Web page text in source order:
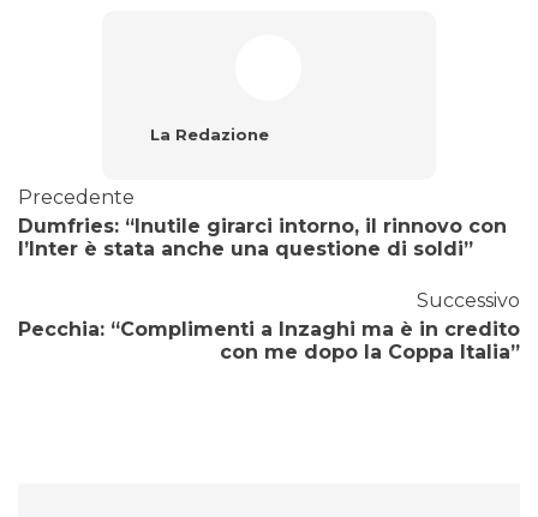
La Redazione
Precedente
Dumfries: “Inutile girarci intorno, il rinnovo con
l’Inter è stata anche una questione di soldi”
Successivo
Pecchia: “Complimenti a Inzaghi ma è in credito
con me dopo la Coppa Italia”